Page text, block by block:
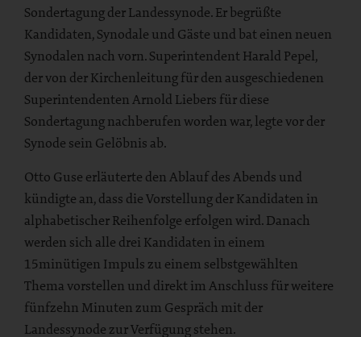
Sondertagung der Landessynode. Er begrüßte
Kandidaten, Synodale und Gäste und bat einen neuen
Synodalen nach vorn. Superintendent Harald Pepel,
der von der Kirchenleitung für den ausgeschiedenen
Superintendenten Arnold Liebers für diese
Sondertagung nachberufen worden war, legte vor der
Synode sein Gelöbnis ab.
Otto Guse erläuterte den Ablauf des Abends und
kündigte an, dass die Vorstellung der Kandidaten in
alphabetischer Reihenfolge erfolgen wird. Danach
werden sich alle drei Kandidaten in einem
15minütigen Impuls zu einem selbstgewählten
Thema vorstellen und direkt im Anschluss für weitere
fünfzehn Minuten zum Gespräch mit der
Landessynode zur Verfügung stehen.